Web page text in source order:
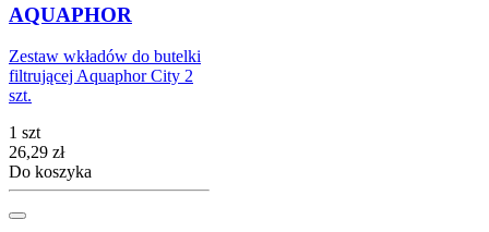
AQUAPHOR
Zestaw wkładów do butelki
filtrującej Aquaphor City 2
szt.
1 szt
Cena
26,29 zł
Do koszyka